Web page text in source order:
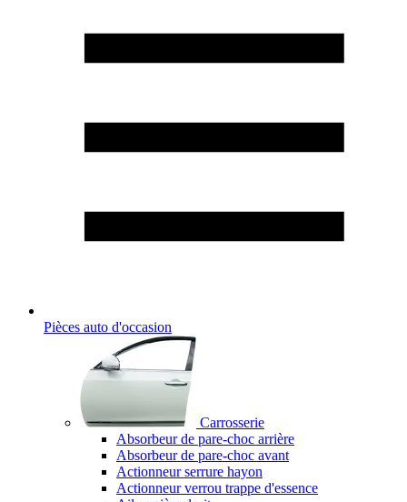
Pièces auto d'occasion
Carrosserie
Absorbeur de pare-choc arrière
Absorbeur de pare-choc avant
Actionneur serrure hayon
Actionneur verrou trappe d'essence